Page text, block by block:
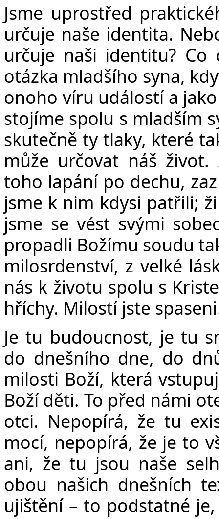
Jsme uprostřed
určuje naše identita.
určuje naši identitu? Co
otázka mladšího syna,
onoho víru událostí a
stojíme spolu s mladším
skutečně ty tlaky, které
může určovat náš
toho lapání po dechu,
jsme k nim kdysi patřili;
jsme se vést svými
propadli Božímu soudu
milosrdenství, z velké
nás k životu spolu s
hříchy. Milostí jste
Je tu budoucnost, je tu
do dnešního dne, do
milosti Boží, která
Boží děti. To před námi
otci. Nepopírá, že tu
mocí, nepopírá, že je to
ani, že tu jsou naše
obou našich dnešních
ujištění – to podstatné